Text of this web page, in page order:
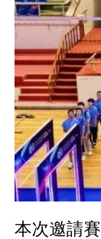
本次邀請